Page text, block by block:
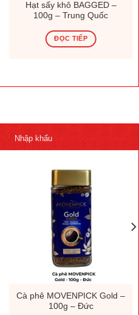
Hạt sấy khô BAGGED –
100g – Trung Quốc
ĐỌC TIẾP
Nhập khẩu
Cà phê MOVENPICK Gold –
100g – Đức